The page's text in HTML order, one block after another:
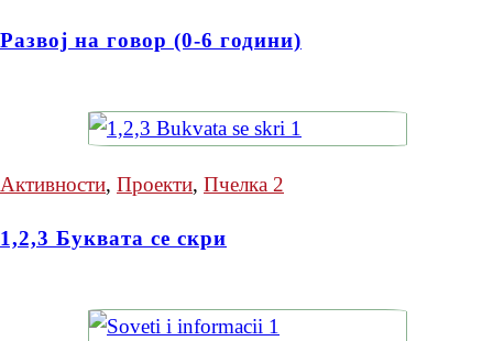
Развој на говор (0-6 години)
Активности, Проекти, Пчелка 2
1,2,3 Буквата се скри